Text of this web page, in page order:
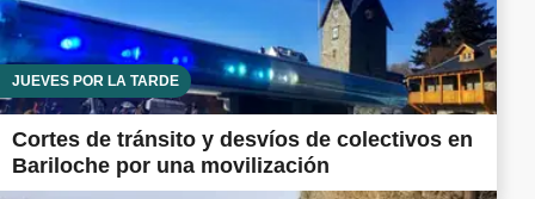
JUEVES POR LA TARDE
Cortes de tránsito y desvíos de colectivos en
Bariloche por una movilización